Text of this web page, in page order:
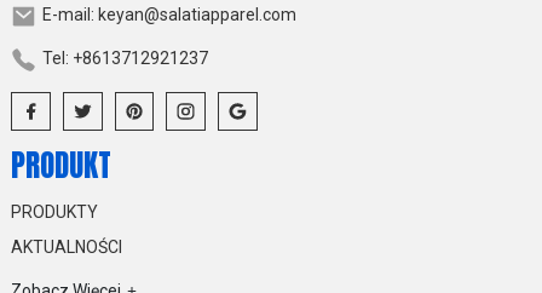
E-mail: keyan@salatiapparel.com
Tel: +8613712921237
PRODUKT
PRODUKTY
AKTUALNOŚCI